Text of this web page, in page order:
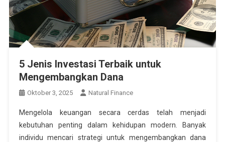
5 Jenis Investasi Terbaik untuk
Mengembangkan Dana
Oktober 3, 2025 Natural Finance
Mengelola keuangan secara cerdas telah menjadi
kebutuhan penting dalam kehidupan modern. Banyak
individu mencari strategi untuk mengembangkan dana